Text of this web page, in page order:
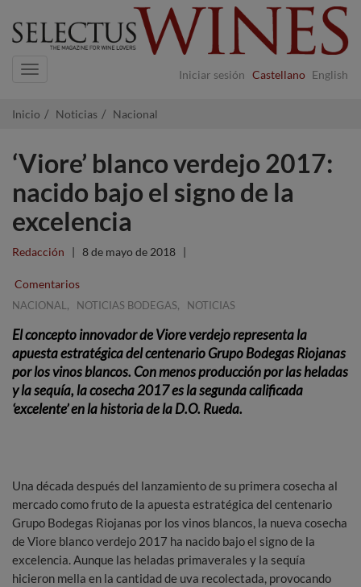
Iniciar sesión Castellano English
Navigation
Inicio Noticias Nacional
‘Viore’ blanco verdejo 2017:
nacido bajo el signo de la
excelencia
Redacción | 8 de mayo de 2018 |
Comentarios
NACIONAL , NOTICIAS BODEGAS, NOTICIAS
El concepto innovador de Viore verdejo representa la
apuesta estratégica del centenario Grupo Bodegas Riojanas
por los vinos blancos. Con menos producción por las heladas
y la sequía, la cosecha 2017 es la segunda calificada
‘excelente’ en la historia de la D.O. Rueda.
Una década después del lanzamiento de su primera cosecha al
mercado como fruto de la apuesta estratégica del centenario
Grupo Bodegas Riojanas por los vinos blancos, la nueva cosecha
de Viore blanco verdejo 2017 ha nacido bajo el signo de la
excelencia. Aunque las heladas primaverales y la sequía
hicieron mella en la cantidad de uva recolectada, provocando